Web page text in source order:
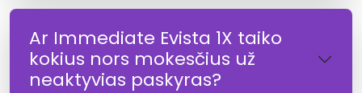
Ar Immediate Evista 1X taiko
kokius nors mokesčius už
neaktyvias paskyras?